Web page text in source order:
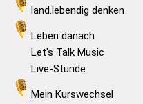
land.lebendig denken
Leben danach
Let's Talk Music
Live-Stunde
Mein Kurswechsel